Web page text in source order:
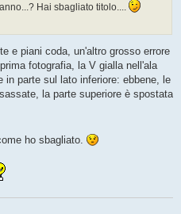
Hai sbagliato titolo....
e piani coda, un'altro grosso errore
fotografia, la V gialla nell'ala
in parte sul lato inferiore: ebbene, le
la parte superiore è spostata
ho sbagliato.